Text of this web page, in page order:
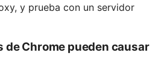
y prueba con un servidor
de Chrome pueden causar